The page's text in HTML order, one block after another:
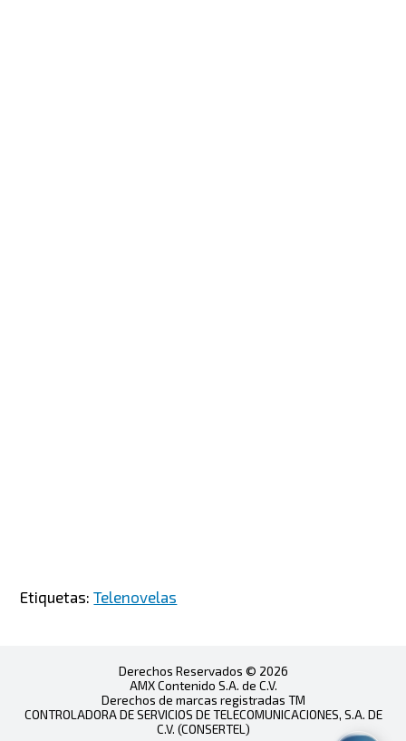
Etiquetas:Telenovelas
Derechos Reservados © 2026
AMX Contenido S.A. de C.V.
Derechos de marcas registradas TM
CONTROLADORA DE SERVICIOS DE TELECOMUNICACIONES, S.A. DE
C.V. (CONSERTEL)